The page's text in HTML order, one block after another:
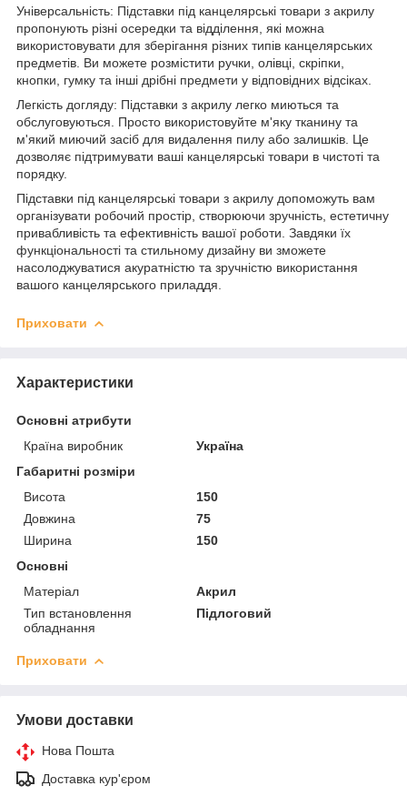
Універсальність: Підставки під канцелярські товари з акрилу
пропонують різні осередки та відділення, які можна
використовувати для зберігання різних типів канцелярських
предметів. Ви можете розмістити ручки, олівці, скріпки,
кнопки, гумку та інші дрібні предмети у відповідних відсіках.
Легкість догляду: Підставки з акрилу легко миються та
обслуговуються. Просто використовуйте м'яку тканину та
м'який миючий засіб для видалення пилу або залишків. Це
дозволяє підтримувати ваші канцелярські товари в чистоті та
порядку.
Підставки під канцелярські товари з акрилу допоможуть вам
організувати робочий простір, створюючи зручність, естетичну
привабливість та ефективність вашої роботи. Завдяки їх
функціональності та стильному дизайну ви зможете
насолоджуватися акуратністю та зручністю використання
вашого канцелярського приладдя.
Приховати
Характеристики
Основні атрибути
Країна виробник
Україна
Габаритні розміри
Висота
150
Довжина
75
Ширина
150
Основні
Матеріал
Акрил
Тип встановлення
обладнання
Підлоговий
Приховати
Умови доставки
Нова Пошта
Доставка кур'єром